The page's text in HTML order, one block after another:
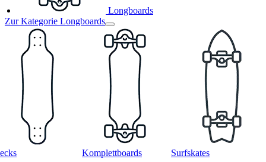
Longboards
Zur Kategorie Longboards
Komplettboards Surfskates